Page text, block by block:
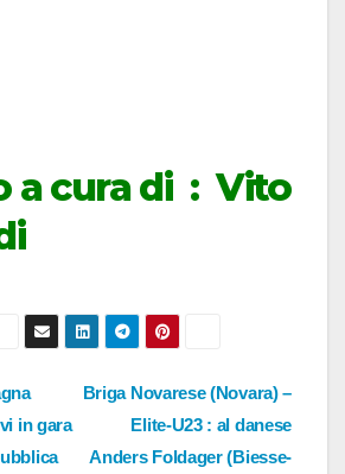
a cura di : Vito
Briga Novarese (Novara) –
Elite-U23 : al danese
Anders Foldager (Biesse-
in gara